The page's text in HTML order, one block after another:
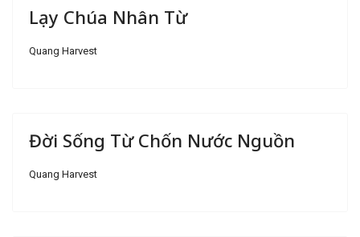
Lạy Chúa Nhân Từ
Quang Harvest
Đời Sống Từ Chốn Nước Nguồn
Quang Harvest